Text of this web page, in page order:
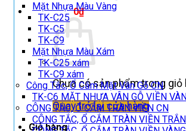
Giỏ hàng /0₫
Chưa có sản phẩm trong giỏ
Quay trở lại cửa hàng
Giỏ hàng
Mặt Nhựa Màu Vàng
TK-C25
TK-C5
TK-C9
Mặt Nhựa Màu Xám
TK-C25 xám
TK-C9 xám
Công Tắc, Ổ Cắm Mặt Vân Gỗ CN
TK-C6 MẶT NHỰA VÂN GỖ VIỀN
CÔNG TẮC, Ổ CẮM TRÀN VIỀN CN
CÔNG TẮC, Ổ CẮM TRÀN VIỀN